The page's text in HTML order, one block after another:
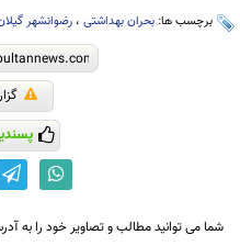
برچسب ها: بحران بهداشتی ، رضوانشهر
شما می توانید مطالب و تصاویر خود را به